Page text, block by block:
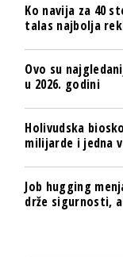
Ko navija za 40
talas najbolja
Ovo su
u 2026. godini
Holivudska
milijarde i jedna
Job hugging
drže sigurnosti,